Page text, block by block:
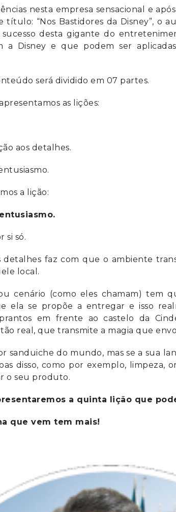
nesta empresa sensacional e
“Nos Bastidores da Disney”, o
desta gigante do
a Disney e que podem ser
será dividido em 07 partes.
as lições:
aos detalhes.
a lição:
si só.
detalhes faz com que o ambiente
local.
cenário (como eles chamam) tem
ela se propõe a entregar e isso
em frente ao castelo da
real, que transmite a magia que
sanduiche do mundo, mas se a sua
disso, como por exemplo, limpeza,
o seu produto.
a quinta lição que
que vem tem mais!